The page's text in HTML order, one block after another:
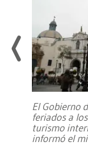
El Gobierno
feriados a
turismo
informó el